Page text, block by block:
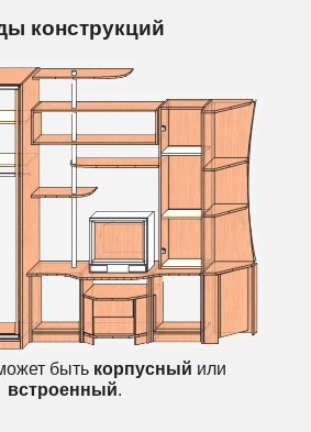
конструкций
быть корпусный или
встроенный.